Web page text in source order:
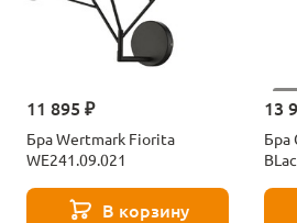
11 895 ₽
Бра Wertmark Fiorita
WE241.09.021
В корзину
13
Бра